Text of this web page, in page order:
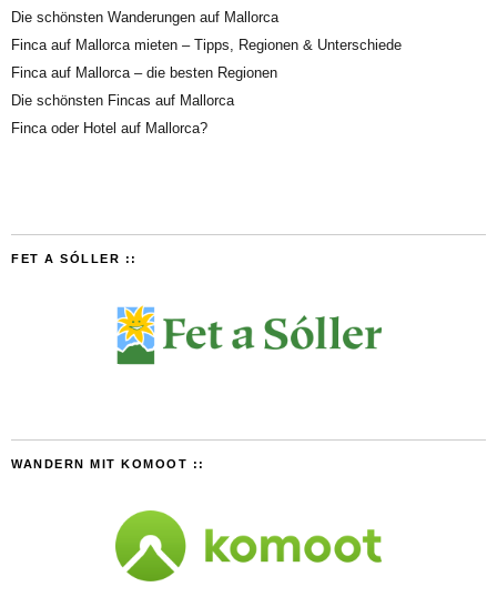
Die schönsten Wanderungen auf Mallorca
Finca auf Mallorca mieten – Tipps, Regionen & Unterschiede
Finca auf Mallorca – die besten Regionen
Die schönsten Fincas auf Mallorca
Finca oder Hotel auf Mallorca?
FET A SÓLLER ::
WANDERN MIT KOMOOT ::